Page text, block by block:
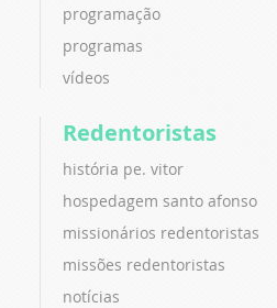
programação
programas
vídeos
Redentoristas
história pe. vitor
hospedagem santo afonso
missionários redentoristas
missões redentoristas
notícias